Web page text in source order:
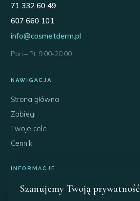
71 332 60 49
607 660 101
info@cosmetderm.pl
Pon – Pt 9.00-20.00
NAWIGACJA
Strona główna
Zabiegi
Twoje cele
Cennik
INFORMACJE
O nas
Szanujemy Twoją prywatność